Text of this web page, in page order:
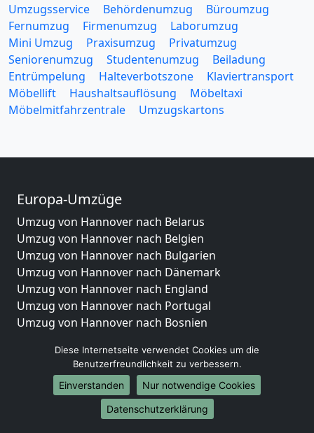
Umzugsservice Behördenumzug
Büroumzug
Fernumzug
Firmenumzug
Laborumzug
Mini Umzug
Praxisumzug
Privatumzug
Seniorenumzug
Studentenumzug
Beiladung
Entrümpelung
Halteverbotszone
Klaviertransport
Möbellift
Haushaltsauflösung
Möbeltaxi
Möbelmitfahrzentrale
Umzugskartons
Europa-Umzüge
Umzug von Hannover nach Belarus
Umzug von Hannover nach Belgien
Umzug von Hannover nach Bulgarien
Umzug von Hannover nach Dänemark
Umzug von Hannover nach England
Umzug von Hannover nach Portugal
Umzug von Hannover nach Bosnien
Umzug von Hannover nach Irland
Umzug von Hannover nach Lettland
Umzug von Hannover nach Zypern
Umzug von Hannover nach Kroatien
Umzug von Hannover nach Estland
Diese Internetseite verwendet Cookies um die
Benutzerfreundlichkeit zu verbessern.
Einverstanden
Nur notwendige Cookies
Datenschutzerklärung